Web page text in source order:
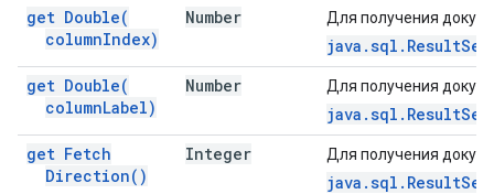
get Double(
columnIndex)
Number Для получения
get Double(
columnLabel)
Number Для получения
get Fetch
Direction( )
Integer Для получения